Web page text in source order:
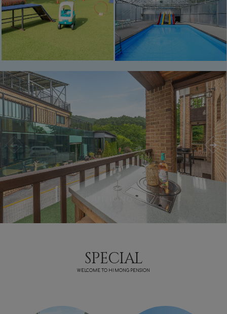
HIMONG
SPECIAL
WELCOME TO HIMONG PENSION